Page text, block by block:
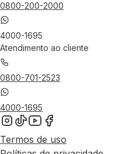
0800-200-2000
4000-1695
Atendimento ao cliente
0800-701-2523
4000-1695
Termos de uso